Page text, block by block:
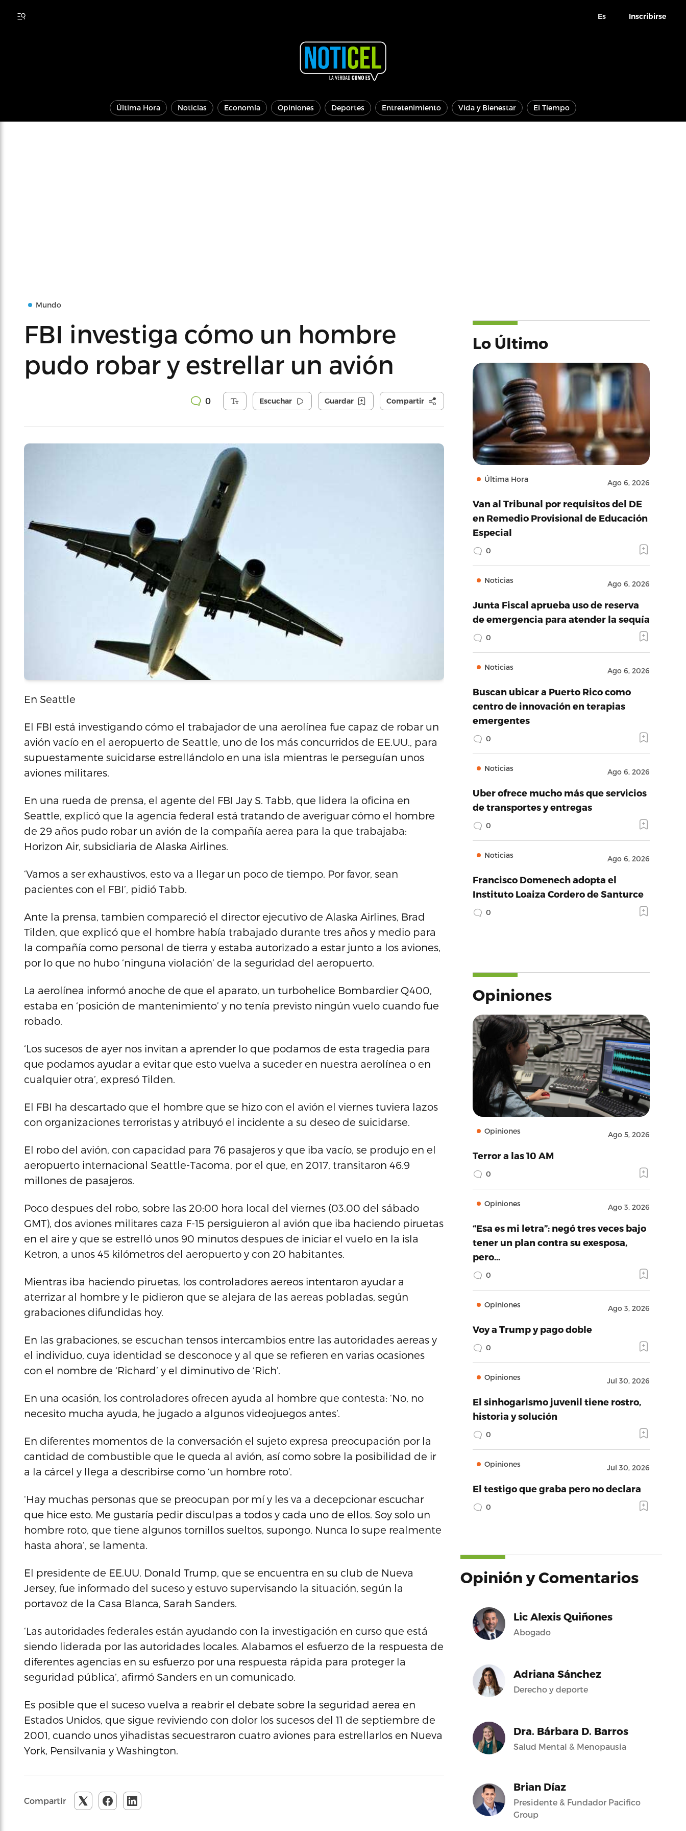
Es Inscribirse
Última Hora Noticias Economía Opiniones Deportes Entretenimiento Vida y Bienestar El Tiempo
Mundo
FBI investiga cómo un hombre
pudo robar y estrellar un avión
0 Escuchar Guardar Compartir
En Seattle
El FBI está investigando cómo el trabajador de una aerolínea fue capaz de robar un
avión vacío en el aeropuerto de Seattle, uno de los más concurridos de EE.UU., para
supuestamente suicidarse estrellándolo en una isla mientras le perseguían unos
aviones militares.
En una rueda de prensa, el agente del FBI Jay S. Tabb, que lidera la oficina en
Seattle, explicó que la agencia federal está tratando de averiguar cómo el hombre
de 29 años pudo robar un avión de la compañía aerea para la que trabajaba:
Horizon Air, subsidiaria de Alaska Airlines.
‘Vamos a ser exhaustivos, esto va a llegar un poco de tiempo. Por favor, sean
pacientes con el FBI’, pidió Tabb.
Ante la prensa, tambien compareció el director ejecutivo de Alaska Airlines, Brad
Tilden, que explicó que el hombre había trabajado durante tres años y medio para
la compañía como personal de tierra y estaba autorizado a estar junto a los aviones,
por lo que no hubo ‘ninguna violación’ de la seguridad del aeropuerto.
La aerolínea informó anoche de que el aparato, un turbohelice Bombardier Q400,
estaba en ‘posición de mantenimiento’ y no tenía previsto ningún vuelo cuando fue
robado.
‘Los sucesos de ayer nos invitan a aprender lo que podamos de esta tragedia para
que podamos ayudar a evitar que esto vuelva a suceder en nuestra aerolínea o en
cualquier otra’, expresó Tilden.
El FBI ha descartado que el hombre que se hizo con el avión el viernes tuviera lazos
con organizaciones terroristas y atribuyó el incidente a su deseo de suicidarse.
El robo del avión, con capacidad para 76 pasajeros y que iba vacío, se produjo en el
aeropuerto internacional Seattle-Tacoma, por el que, en 2017, transitaron 46.9
millones de pasajeros.
Poco despues del robo, sobre las 20:00 hora local del viernes (03.00 del sábado
GMT), dos aviones militares caza F-15 persiguieron al avión que iba haciendo piruetas
en el aire y que se estrelló unos 90 minutos despues de iniciar el vuelo en la isla
Ketron, a unos 45 kilómetros del aeropuerto y con 20 habitantes.
Mientras iba haciendo piruetas, los controladores aereos intentaron ayudar a
aterrizar al hombre y le pidieron que se alejara de las aereas pobladas, según
grabaciones difundidas hoy.
En las grabaciones, se escuchan tensos intercambios entre las autoridades aereas y
el individuo, cuya identidad se desconoce y al que se refieren en varias ocasiones
con el nombre de ‘Richard’ y el diminutivo de ‘Rich’.
En una ocasión, los controladores ofrecen ayuda al hombre que contesta: ‘No, no
necesito mucha ayuda, he jugado a algunos videojuegos antes’.
En diferentes momentos de la conversación el sujeto expresa preocupación por la
cantidad de combustible que le queda al avión, así como sobre la posibilidad de ir
a la cárcel y llega a describirse como ‘un hombre roto’.
‘Hay muchas personas que se preocupan por mí y les va a decepcionar escuchar
que hice esto. Me gustaría pedir disculpas a todos y cada uno de ellos. Soy solo un
hombre roto, que tiene algunos tornillos sueltos, supongo. Nunca lo supe realmente
hasta ahora’, se lamenta.
El presidente de EE.UU. Donald Trump, que se encuentra en su club de Nueva
Jersey, fue informado del suceso y estuvo supervisando la situación, según la
portavoz de la Casa Blanca, Sarah Sanders.
‘Las autoridades federales están ayudando con la investigación en curso que está
siendo liderada por las autoridades locales. Alabamos el esfuerzo de la respuesta de
diferentes agencias en su esfuerzo por una respuesta rápida para proteger la
seguridad pública’, afirmó Sanders en un comunicado.
Es posible que el suceso vuelva a reabrir el debate sobre la seguridad aerea en
Estados Unidos, que sigue reviviendo con dolor los sucesos del 11 de septiembre de
2001, cuando unos yihadistas secuestraron cuatro aviones para estrellarlos en Nueva
York, Pensilvania y Washington.
Compartir
Lo Último
Última Hora Ago 6, 2026
Van al Tribunal por requisitos del DE
en Remedio Provisional de Educación
Especial
0
Noticias Ago 6, 2026
Junta Fiscal aprueba uso de reserva
de emergencia para atender la sequía
0
Noticias Ago 6, 2026
Buscan ubicar a Puerto Rico como
centro de innovación en terapias
emergentes
0
Noticias Ago 6, 2026
Uber ofrece mucho más que servicios
de transportes y entregas
0
Noticias Ago 6, 2026
Francisco Domenech adopta el
Instituto Loaiza Cordero de Santurce
0
Opiniones
Opiniones Ago 5, 2026
Terror a las 10 AM
0
Opiniones Ago 3, 2026
“Esa es mi letra”: negó tres veces bajo
tener un plan contra su exesposa,
pero…
0
Opiniones Ago 3, 2026
Voy a Trump y pago doble
0
Opiniones Jul 30, 2026
El sinhogarismo juvenil tiene rostro,
historia y solución
0
Opiniones Jul 30, 2026
El testigo que graba pero no declara
0
Opinión y Comentarios
Lic Alexis Quiñones
Abogado
Adriana Sánchez
Derecho y deporte
Dra. Bárbara D. Barros
Salud Mental & Menopausia
Brian Díaz
Presidente & Fundador Pacifico
Group